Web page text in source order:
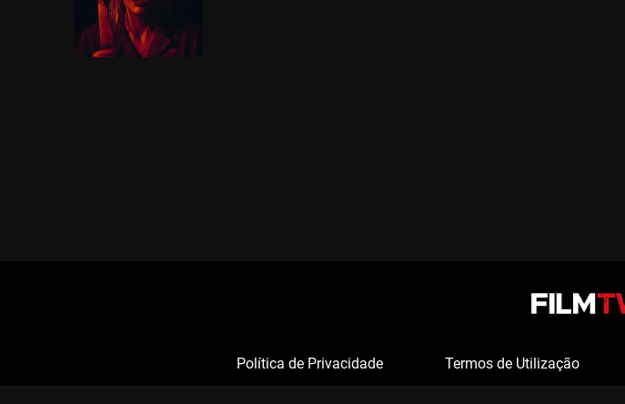
Política de Privacidade Termos de Utilização